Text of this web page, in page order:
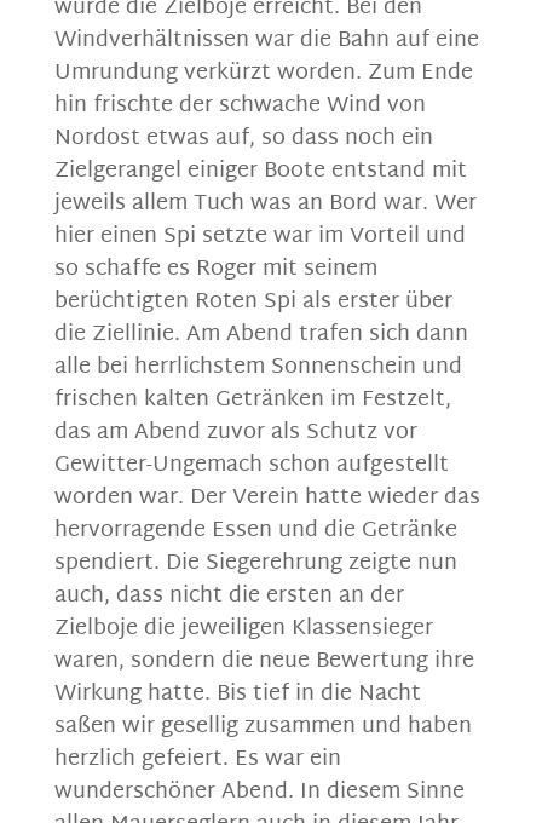
wurde die Zielboje erreicht. Bei den
Windverhältnissen war die Bahn auf eine
Umrundung verkürzt worden. Zum Ende
hin frischte der schwache Wind von
Nordost etwas auf, so dass noch ein
Zielgerangel einiger Boote entstand mit
jeweils allem Tuch was an Bord war. Wer
hier einen Spi setzte war im Vorteil und
so schaffe es Roger mit seinem
berüchtigten Roten Spi als erster über
die Ziellinie. Am Abend trafen sich dann
alle bei herrlichstem Sonnenschein und
frischen kalten Getränken im Festzelt,
das am Abend zuvor als Schutz vor
Gewitter-Ungemach schon aufgestellt
worden war. Der Verein hatte wieder das
hervorragende Essen und die Getränke
spendiert. Die Siegerehrung zeigte nun
auch, dass nicht die ersten an der
Zielboje die jeweiligen Klassensieger
waren, sondern die neue Bewertung ihre
Wirkung hatte. Bis tief in die Nacht
saßen wir gesellig zusammen und haben
herzlich gefeiert. Es war ein
wunderschöner Abend. In diesem Sinne